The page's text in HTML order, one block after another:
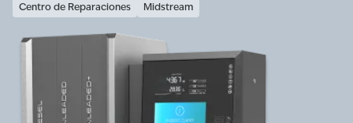
Centro de Reparaciones
Midstream